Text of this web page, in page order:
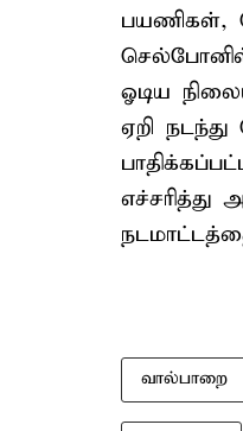
பயணிகள்,
ஓடிய
ஏறி
எச்சரித்து
வால்பாறை